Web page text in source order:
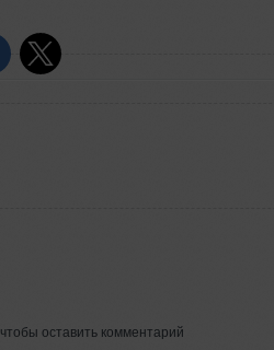
чтобы оставить комментарий